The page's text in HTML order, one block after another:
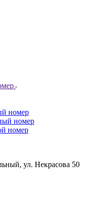
номер
номер
номер
, ул. Некрасова 50